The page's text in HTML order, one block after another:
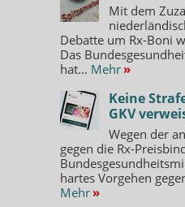
Mit dem
Debatte um Rx-Boni
Das
hat... Mehr »
Keine
GKV
Wegen der
gegen die Rx-
hartes Vorgehen
Mehr »